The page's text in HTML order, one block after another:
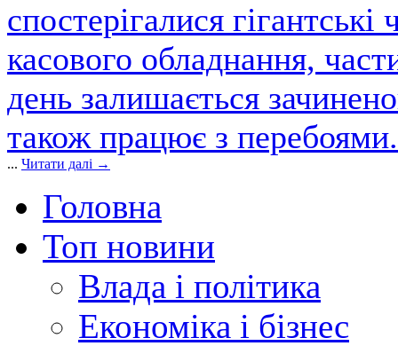
спостерігалися
касового обладнання,
день залишається
також працює з
... Читати далі →
Головна
Топ новини
Влада і політика
Економіка і бізнес